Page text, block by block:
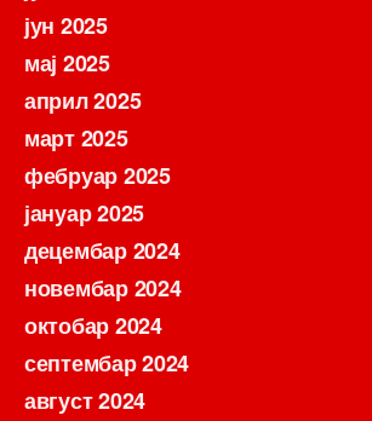
јун 2025
мај 2025
април 2025
март 2025
фебруар 2025
јануар 2025
децембар 2024
новембар 2024
октобар 2024
септембар 2024
август 2024